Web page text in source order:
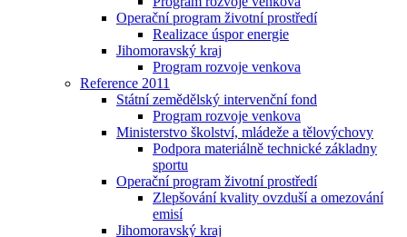
Operační program životní prostředí
Realizace úspor energie
Jihomoravský kraj
Program rozvoje venkova
Reference 2011
Státní zemědělský intervenční fond
Program rozvoje venkova
Ministerstvo školství, mládeže a tělovýchovy
Podpora materiálně technické základny
sportu
Operační program životní prostředí
Zlepšování kvality ovzduší a omezování
emisí
Jihomoravský kraj